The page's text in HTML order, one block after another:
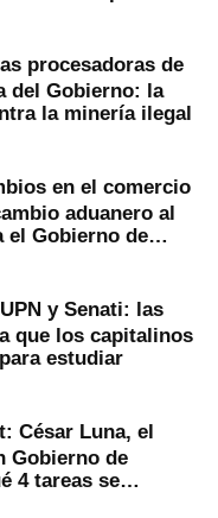
procesadoras de
del Gobierno: la
la minería ilegal
en el comercio
aduanero al
el Gobierno de
y Senati: las
que los capitalinos
estudiar
César Luna, el
Gobierno de
4 tareas se